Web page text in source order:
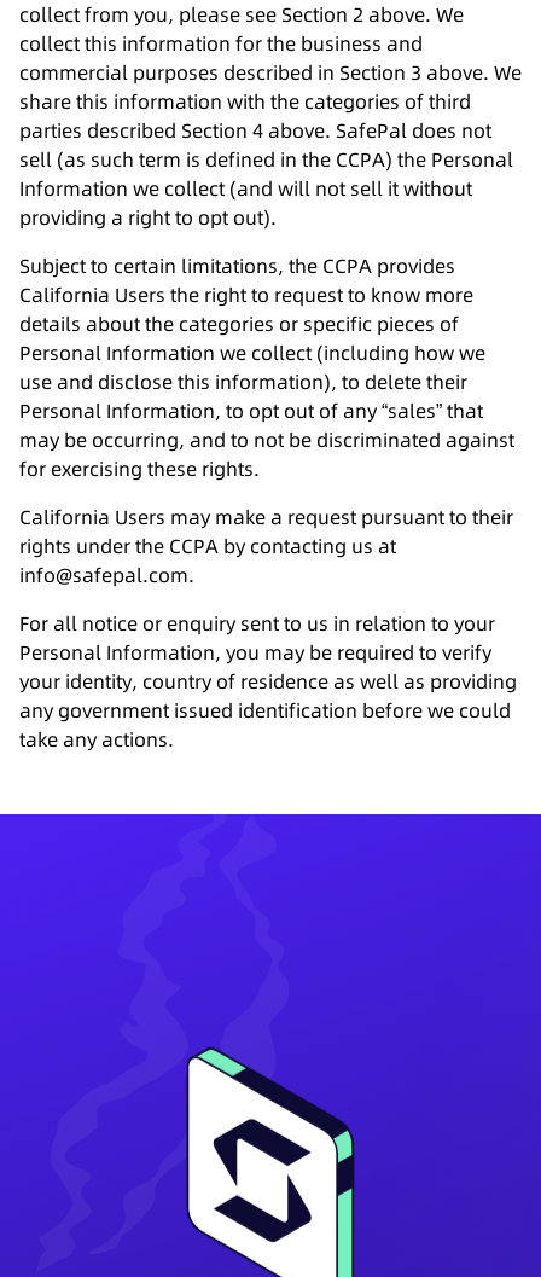
collect from you, please see Section 2 above. We
collect this information for the business and
commercial purposes described in Section 3 above. We
share this information with the categories of third
parties described Section 4 above. SafePal does not
sell (as such term is defined in the CCPA) the Personal
Information we collect (and will not sell it without
providing a right to opt out).
Subject to certain limitations, the CCPA provides
California Users the right to request to know more
details about the categories or specific pieces of
Personal Information we collect (including how we
use and disclose this information), to delete their
Personal Information, to opt out of any “sales” that
may be occurring, and to not be discriminated against
for exercising these rights.
California Users may make a request pursuant to their
rights under the CCPA by contacting us at
info@safepal.com.
For all notice or enquiry sent to us in relation to your
Personal Information, you may be required to verify
your identity, country of residence as well as providing
any government issued identification before we could
take any actions.